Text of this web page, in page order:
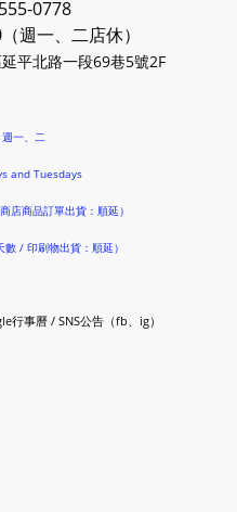
0778
週一、二店休）
平北路一段69巷5號2F
一、二
and Tuesdays
店商品訂單出貨：順延）
數 / 印刷物出貨：順延）
事曆 / SNS公告（fb、ig）